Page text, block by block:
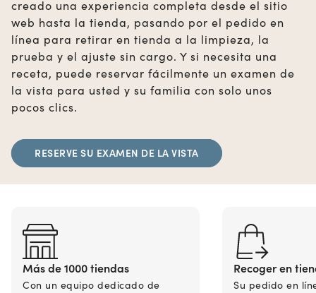
creado una experiencia completa desde el sitio
web hasta la tienda, pasando por el pedido en
línea para retirar en tienda a la limpieza, la
prueba y el ajuste sin cargo. Y si necesita una
receta, puede reservar fácilmente un examen de
la vista para usted y su familia con solo unos
pocos clics.
RESERVE SU EXAMEN DE LA VISTA
Más de 1000 tiendas
Con un equipo dedicado de
Recoger en
Su pedido en